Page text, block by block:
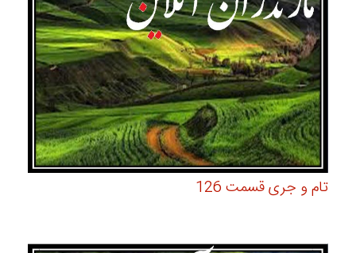
تام و جری قسمت 126